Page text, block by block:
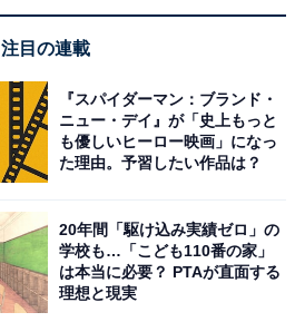
注目の連載
『スパイダーマン：ブランド・
ニュー・デイ』が「史上もっと
も優しいヒーロー映画」になっ
た理由。予習したい作品は？
20年間「駆け込み実績ゼロ」の
学校も…「こども110番の家」
は本当に必要？ PTAが直面する
理想と現実